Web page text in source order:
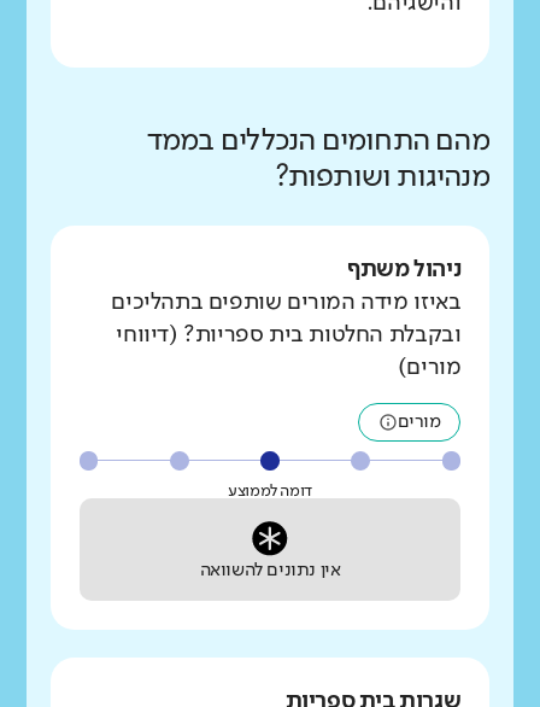
מהם התחומים הנכללים בממד
מנהיגות ושותפות?
ניהול משתף
באיזו מידה המורים שותפים בתהליכים
ובקבלת החלטות בית ספריות? (דיווחי
מורים)
מורים
דומה לממוצע
אין נתונים להשוואה
שגרות בית ספריות